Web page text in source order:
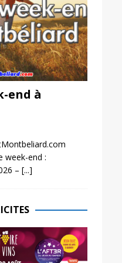
end à
week-end :
– [...]